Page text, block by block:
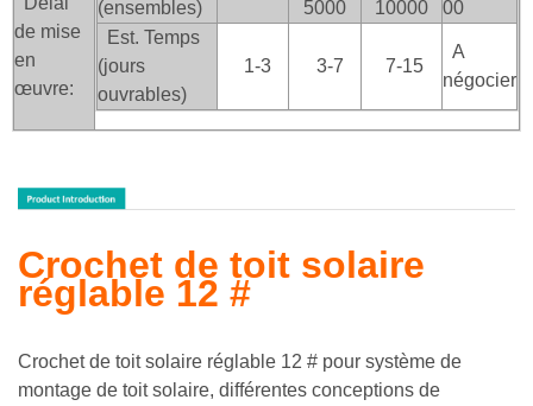
de mise
en
œuvre:
(ensembles) 5000 10000
00
Est. Temps
(jours
ouvrables)
1-3 3-7 7-15
A
négocier
Crochet de toit solaire
réglable 12 #
Crochet de toit solaire réglable 12 # pour système de
montage de toit solaire, différentes conceptions de